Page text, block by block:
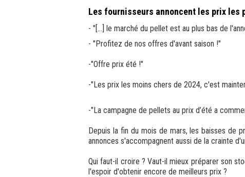
Les fournisseurs annoncent les prix les
- "[...] le marché du pellet est au plus bas de
- "Profitez de nos offres d'avant saison !"
-"Offre prix été !"
-"Les prix les moins chers de 2024, c'est
-"La campagne de pellets au prix d’été a
Depuis la fin du mois de mars, les baisses de
annonces s'accompagnent aussi de la crainte
Qui faut-il croire ? Vaut-il mieux préparer son
l'espoir d'obtenir encore de meilleurs prix ?